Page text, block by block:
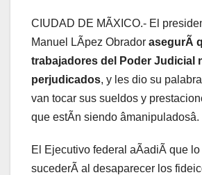
CIUDAD DE MÃXICO.- El
Manuel LÃpez Obrador asegurÃ
trabajadores del Poder Judicial
perjudicados, y les dio su
van tocar sus sueldos y
que estÃn siendo âmanipuladosâ.
El Ejecutivo federal aÃadiÃ que
sucederÃ al desaparecer los